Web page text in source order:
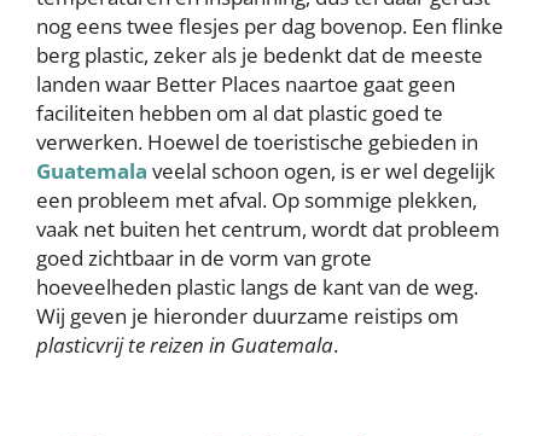
nog eens twee flesjes per dag bovenop. Een flinke
berg plastic, zeker als je bedenkt dat de meeste
landen waar Better Places naartoe gaat geen
faciliteiten hebben om al dat plastic goed te
verwerken. Hoewel de toeristische gebieden in
Guatemala veelal schoon ogen, is er wel degelijk
een probleem met afval. Op sommige plekken,
vaak net buiten het centrum, wordt dat probleem
goed zichtbaar in de vorm van grote
hoeveelheden plastic langs de kant van de weg.
Wij geven je hieronder duurzame reistips om
plasticvrij te reizen in Guatemala.